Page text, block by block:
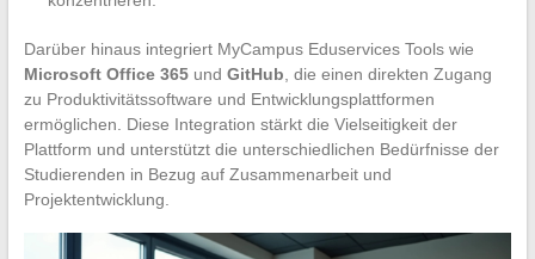
Darüber hinaus integriert MyCampus Eduservices Tools wie
Microsoft Office 365und GitHub , die einen direkten Zugang
zu Produktivitätssoftware und Entwicklungsplattformen
ermöglichen. Diese Integration stärkt die Vielseitigkeit der
Plattform und unterstützt die unterschiedlichen Bedürfnisse der
Studierenden in Bezug auf Zusammenarbeit und
Projektentwicklung.